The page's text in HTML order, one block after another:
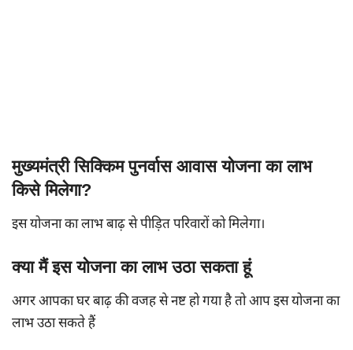
मुख्यमंत्री सिक्किम पुनर्वास आवास योजना का लाभ
किसे मिलेगा?
इस योजना का लाभ बाढ़ से पीड़ित परिवारों को मिलेगा।
क्या मैं इस योजना का लाभ उठा सकता हूं
अगर आपका घर बाढ़ की वजह से नष्ट हो गया है तो आप इस योजना का
लाभ उठा सकते हैं